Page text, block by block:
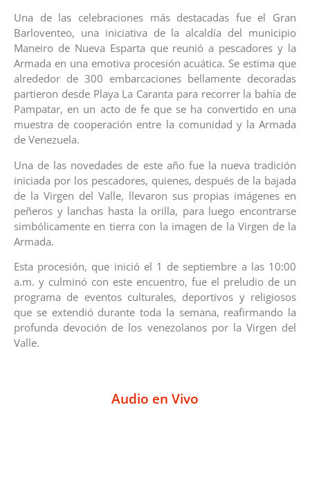
Una de las celebraciones más destacadas fue el Gran
Barloventeo, una iniciativa de la alcaldía del municipio
Maneiro de Nueva Esparta que reunió a pescadores y la
Armada en una emotiva procesión acuática. Se estima que
alrededor de 300 embarcaciones bellamente decoradas
partieron desde Playa La Caranta para recorrer la bahía de
Pampatar, en un acto de fe que se ha convertido en una
muestra de cooperación entre la comunidad y la Armada
de Venezuela.
Una de las novedades de este año fue la nueva tradición
iniciada por los pescadores, quienes, después de la bajada
de la Virgen del Valle, llevaron sus propias imágenes en
peñeros y lanchas hasta la orilla, para luego encontrarse
simbólicamente en tierra con la imagen de la Virgen de la
Armada.
Esta procesión, que inició el 1 de septiembre a las 10:00
a.m. y culminó con este encuentro, fue el preludio de un
programa de eventos culturales, deportivos y religiosos
que se extendió durante toda la semana, reafirmando la
profunda devoción de los venezolanos por la Virgen del
Valle.
Audio en Vivo